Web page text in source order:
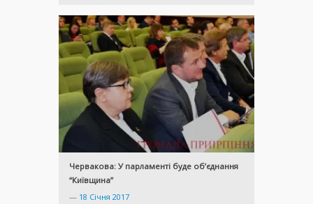
Червакова: У парламенті буде об’єднання
“Київщина”
— 18 Січня 2017